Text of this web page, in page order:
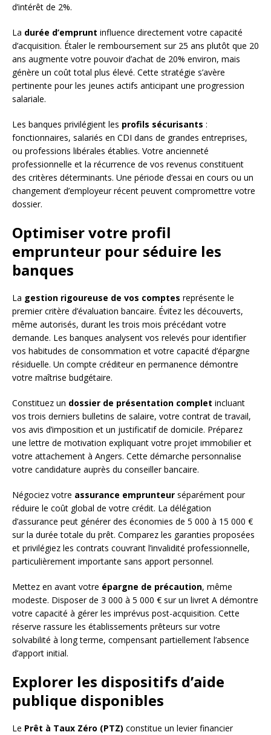
d’intérêt de 2%.
La durée d’emprunt influence directement votre capacité
d’acquisition. Étaler le remboursement sur 25 ans plutôt que 20
ans augmente votre pouvoir d’achat de 20% environ, mais
génère un coût total plus élevé. Cette stratégie s’avère
pertinente pour les jeunes actifs anticipant une progression
salariale.
Les banques privilégient les profils sécurisants :
fonctionnaires, salariés en CDI dans de grandes entreprises,
ou professions libérales établies. Votre ancienneté
professionnelle et la récurrence de vos revenus constituent
des critères déterminants. Une période d’essai en cours ou un
changement d’employeur récent peuvent compromettre votre
dossier.
Optimiser votre profil
emprunteur pour séduire les
banques
La gestion rigoureuse de vos comptes représente le
premier critère d’évaluation bancaire. Évitez les découverts,
même autorisés, durant les trois mois précédant votre
demande. Les banques analysent vos relevés pour identifier
vos habitudes de consommation et votre capacité d’épargne
résiduelle. Un compte créditeur en permanence démontre
votre maîtrise budgétaire.
Constituez un dossier de présentation complet incluant
vos trois derniers bulletins de salaire, votre contrat de travail,
vos avis d’imposition et un justificatif de domicile. Préparez
une lettre de motivation expliquant votre projet immobilier et
votre attachement à Angers. Cette démarche personnalise
votre candidature auprès du conseiller bancaire.
Négociez votre assurance emprunteur séparément pour
réduire le coût global de votre crédit. La délégation
d’assurance peut générer des économies de 5 000 à 15 000 €
sur la durée totale du prêt. Comparez les garanties proposées
et privilégiez les contrats couvrant l’invalidité professionnelle,
particulièrement importante sans apport personnel.
Mettez en avant votre épargne de précaution, même
modeste. Disposer de 3 000 à 5 000 € sur un livret A démontre
votre capacité à gérer les imprévus post-acquisition. Cette
réserve rassure les établissements prêteurs sur votre
solvabilité à long terme, compensant partiellement l’absence
d’apport initial.
Explorer les dispositifs d’aide
publique disponibles
Le Prêt à Taux Zéro (PTZ) constitue un levier financier